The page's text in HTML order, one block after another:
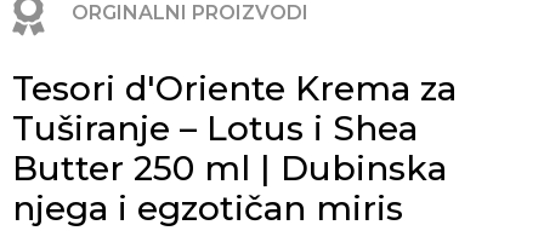
ORGINALNI PROIZVODI
Tesori d'Oriente Krema za
Tuširanje – Lotus i Shea
Butter 250 ml | Dubinska
njega i egzotičan miris